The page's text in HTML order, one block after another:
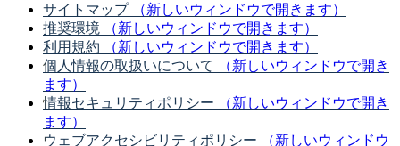
サイトマップ
（新しいウィンドウで開きます）
推奨環境
（新しいウィンドウで開きます）
利用規約
（新しいウィンドウで開きます）
個人情報の取扱いについて
（新しいウィンドウで開き
ます）
情報セキュリティポリシー
（新しいウィンドウで開き
ます）
ウェブアクセシビリティポリシー
（新しいウィンドウ